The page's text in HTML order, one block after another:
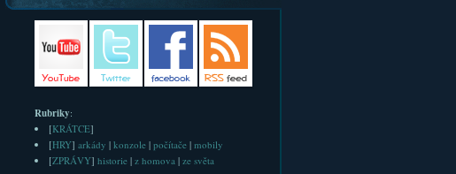
Rubriky:
[KRÁTCE]
[HRY] arkády | konzole| počítače| mobily
[ZPRÁVY] historie| z homova| ze světa